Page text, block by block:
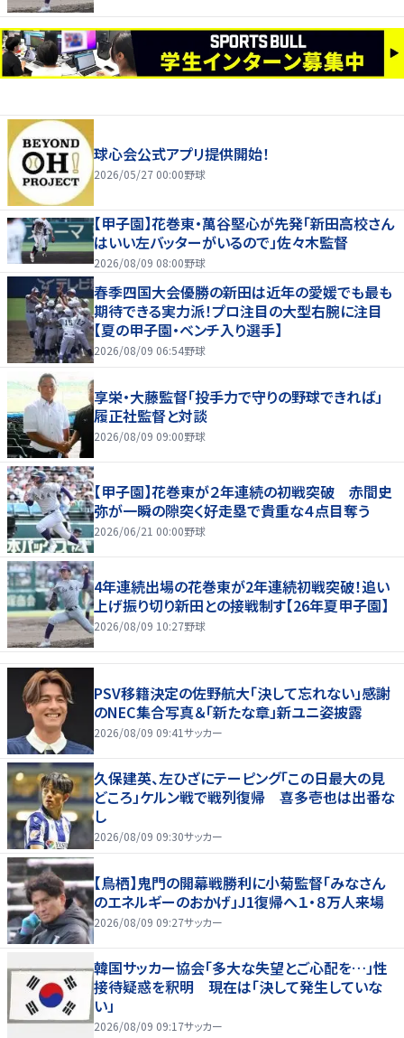
球心会公式アプリ提供開始！
2026/05/27 00:00野球
【甲子園】花巻東・萬谷堅心が先発「新田高校さん
はいい左バッターがいるので」佐々木監督
2026/08/09 08:00野球
春季四国大会優勝の新田は近年の愛媛でも最も
期待できる実力派！プロ注目の大型右腕に注目
【夏の甲子園・ベンチ入り選手】
2026/08/09 06:54野球
享栄・大藤監督「投手力で守りの野球できれば」
履正社監督と対談
2026/08/09 09:00野球
【甲子園】花巻東が２年連続の初戦突破 赤間史
弥が一瞬の隙突く好走塁で貴重な４点目奪う
2026/06/21 00:00野球
4年連続出場の花巻東が2年連続初戦突破！追い
上げ振り切り新田との接戦制す【26年夏甲子園】
2026/08/09 10:27野球
PSV移籍決定の佐野航大「決して忘れない」感謝
のNEC集合写真＆「新たな章」新ユニ姿披露
2026/08/09 09:41サッカー
久保建英、左ひざにテーピング「この日最大の見
どころ」ケルン戦で戦列復帰 喜多壱也は出番な
し
2026/08/09 09:30サッカー
【鳥栖】鬼門の開幕戦勝利に小菊監督「みなさん
のエネルギーのおかげ」J1復帰へ１・８万人来場
2026/08/09 09:27サッカー
韓国サッカー協会「多大な失望とご心配を…」性
接待疑惑を釈明 現在は「決して発生していな
い」
2026/08/09 09:17サッカー